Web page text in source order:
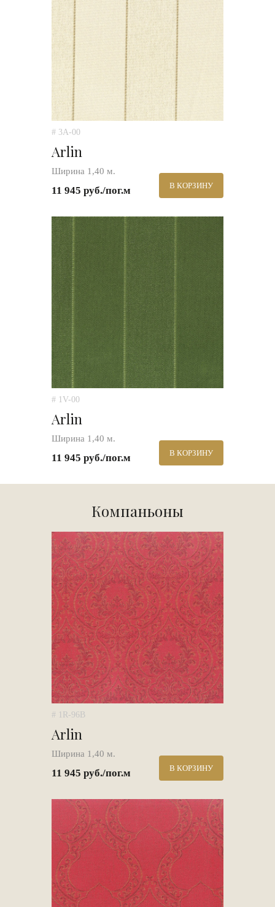
# 3A-00
Arlin
Ширина 1,40 м.
11 945 руб./пог.м В КОРЗИНУ
# 1V-00
Arlin
Ширина 1,40 м.
11 945 руб./пог.м В КОРЗИНУ
Компаньоны
# 1R-96B
Arlin
Ширина 1,40 м.
11 945 руб./пог.м В КОРЗИНУ